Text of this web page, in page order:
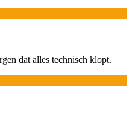
dat alles technisch klopt.